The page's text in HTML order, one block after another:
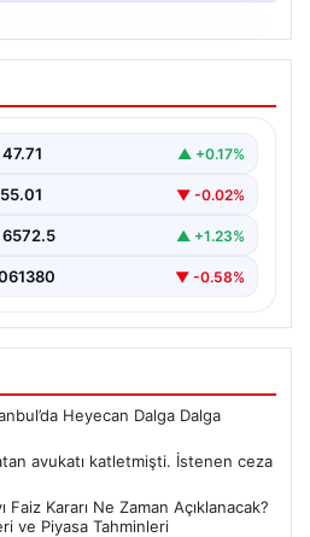
başlatan avukatı
ceza belli oldu
Yargı Süreci Açıklandı",
47.71 ▲ +0.17%
55.01 ▼ -0.02%
6572.5 ▲ +1.23%
▼ -0.58%
Heyecan Dalga Dalga
avukatı katletmişti. İstenen ceza
Faiz Kararı Ne Zaman Açıklanacak?
ve Piyasa Tahminleri